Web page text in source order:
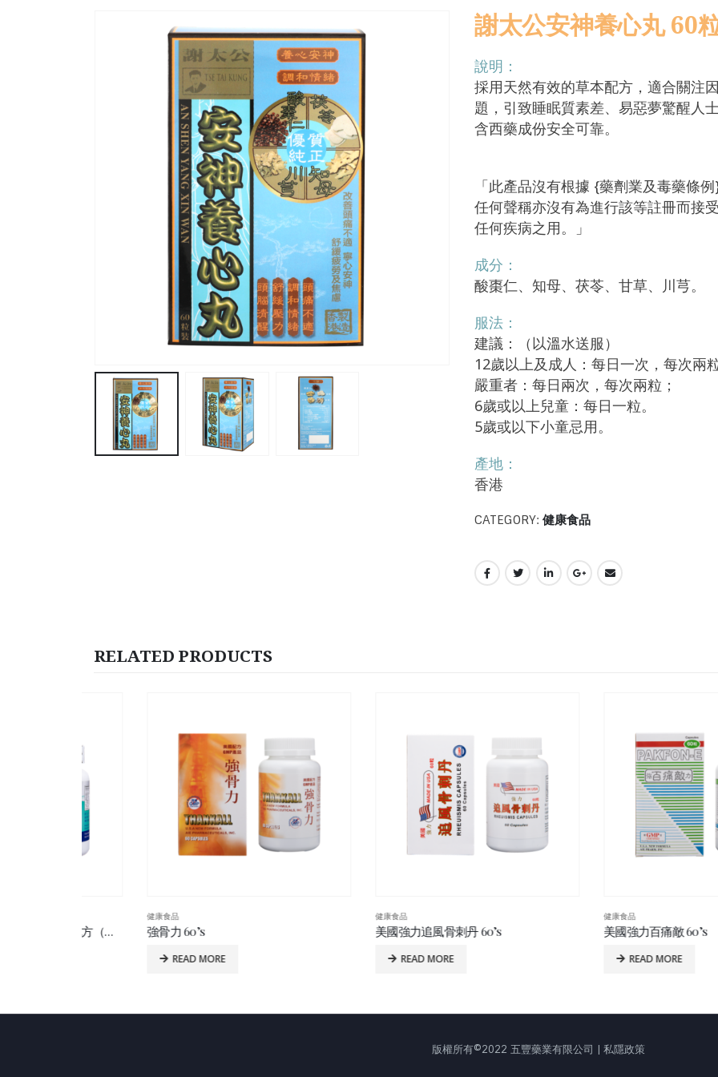
謝太公安神養心丸 60
說明：
採用天然有效的草本配方，適合關注
題，引致睡眠質素差、易惡夢驚醒人
含西藥成份安全可靠。
「此產品沒有根據 {藥劑業及毒藥條
任何聲稱亦沒有為進行該等註冊而接
任何疾病之用。」
成分：
酸棗仁、知母、茯苓、甘草、川芎。
服法：
建議：（以溫水送服）
12歲以上及成人：每日一次，每次兩
嚴重者：每日兩次，每次兩粒；
6歲或以上兒童：每日一粒。
5歲或以下小童忌用。
產地：
香港
CATEGORY: 健康食品
RELATED PRODUCTS
強骨力 60’s
READ MORE
美國強力追風骨刺丹 60’s
READ MORE
美國強力百痛敵 60’s
READ MORE
版權所有©2022 五豐藥業有限公司 | 私隱政策